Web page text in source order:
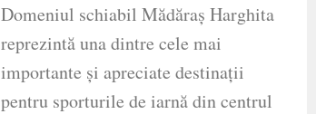
Domeniul schiabil Mădăraș Harghita
reprezintă una dintre cele mai
importante și apreciate destinații
pentru sporturile de iarnă din centrul